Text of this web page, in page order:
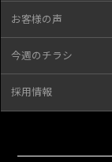
お客様の声
今週のチラシ
採用情報